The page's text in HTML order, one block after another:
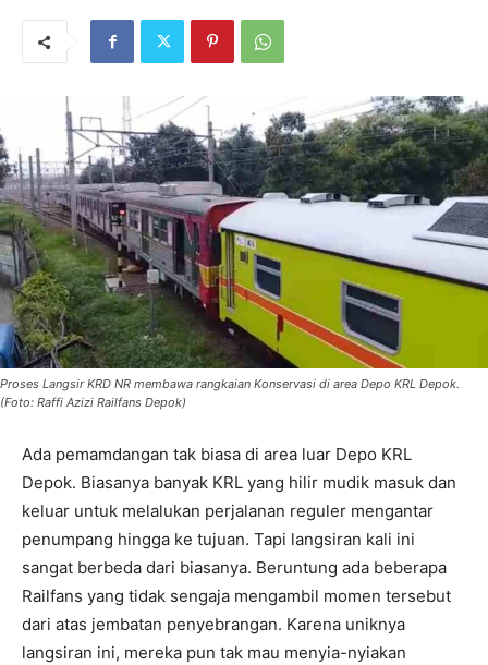
Proses Langsir KRD NR membawa rangkaian Konservasi di area Depo KRL Depok.
(Foto: Raffi Azizi Railfans Depok)
Ada pemamdangan tak biasa di area luar Depo KRL
Depok. Biasanya banyak KRL yang hilir mudik masuk dan
keluar untuk melalukan perjalanan reguler mengantar
penumpang hingga ke tujuan. Tapi langsiran kali ini
sangat berbeda dari biasanya. Beruntung ada beberapa
Railfans yang tidak sengaja mengambil momen tersebut
dari atas jembatan penyebrangan. Karena uniknya
langsiran ini, mereka pun tak mau menyia-nyiakan